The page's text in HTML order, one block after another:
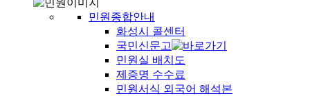
민원종합안내
화성시 콜센터
국민신문고
민원실 배치도
제증명 수수료
민원서식 외국어 해석본